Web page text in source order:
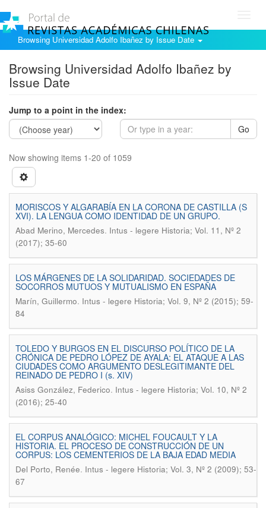
Browsing Universidad Adolfo Ibañez by Issue Date
Browsing Universidad Adolfo Ibañez by
Issue Date
Jump to a point in the index:
Go
Now showing items 1-20 of 1059
MORISCOS Y ALGARABÍA EN LA CORONA DE CASTILLA (S
XVI). LA LENGUA COMO IDENTIDAD DE UN GRUPO.
Abad Merino, Mercedes. Intus - legere Historia; Vol. 11, Nº 2
(2017); 35-60
LOS MÁRGENES DE LA SOLIDARIDAD. SOCIEDADES DE
SOCORROS MUTUOS Y MUTUALISMO EN ESPAÑA
Marín, Guillermo. Intus - legere Historia; Vol. 9, Nº 2 (2015); 59-
84
TOLEDO Y BURGOS EN EL DISCURSO POLÍTICO DE LA
CRÓNICA DE PEDRO LÓPEZ DE AYALA: EL ATAQUE A LAS
CIUDADES COMO ARGUMENTO DESLEGITIMANTE DEL
REINADO DE PEDRO I (s. XIV)
Asiss González, Federico. Intus - legere Historia; Vol. 10, Nº 2
(2016); 25-40
EL CORPUS ANALÓGICO: MICHEL FOUCAULT Y LA
HISTORIA. EL PROCESO DE CONSTRUCCIÓN DE UN
CORPUS: LOS CEMENTERIOS DE LA BAJA EDAD MEDIA
Del Porto, Renée. Intus - legere Historia; Vol. 3, Nº 2 (2009); 53-
67